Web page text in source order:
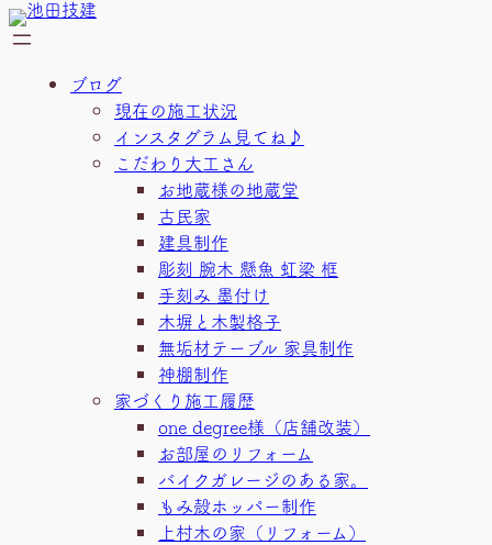
内
容
ブログ
現在の施工状況
インスタグラム見てね♪
こだわり大工さん
お地蔵様の地蔵堂
古民家
建具制作
彫刻 腕木 懸魚 虹梁 框
手刻み 墨付け
木塀と木製格子
無垢材テーブル 家具制作
神棚制作
家づくり施工履歴
one degree様（店舗改装）
お部屋のリフォーム
バイクガレージのある家。
もみ殻ホッパー制作
上村木の家（リフォーム）